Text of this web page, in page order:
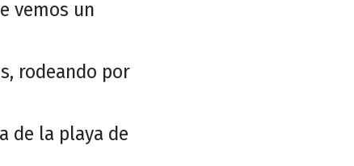
vemos un
rodeando por
de la playa de